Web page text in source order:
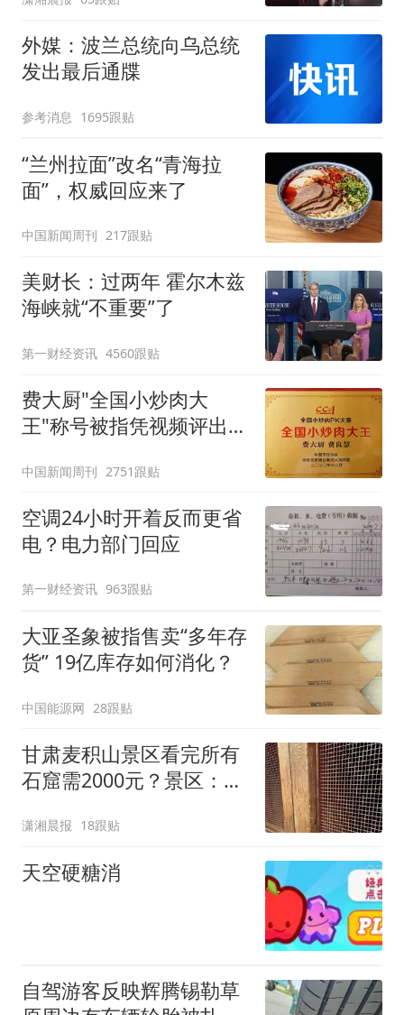
外媒：波兰总统向乌总统
发出最后通牒
参考消息 1695跟贴
“兰州拉面”改名“青海拉
面”，权威回应来了
中国新闻周刊 217跟贴
美财长：过两年 霍尔木兹
海峡就“不重要”了
第一财经资讯 4560跟贴
费大厨"全国小炒肉大
王"称号被指凭视频评出
中国新闻周刊 2751跟贴
空调24小时开着反而更省
电？电力部门回应
第一财经资讯 963跟贴
大亚圣象被指售卖“多年存
货” 19亿库存如何消化？
中国能源网 28跟贴
甘肃麦积山景区看完所有
石窟需2000元？景区：部
可按需买
潇湘晨报 18跟贴
天空硬糖消
自驾游客反映辉腾锡勒草